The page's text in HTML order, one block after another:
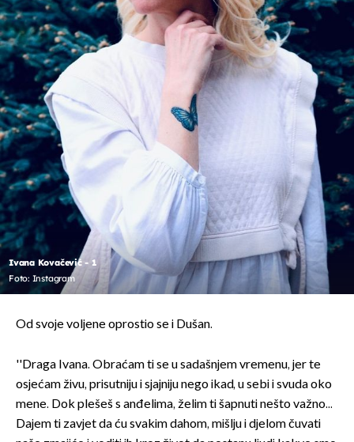
Ivana Kovačević - 1
Foto: Instagram
Od svoje voljene oprostio se i Dušan.
''Draga Ivana. Obraćam ti se u sadašnjem vremenu, jer te
osjećam živu, prisutniju i sjajniju nego ikad, u sebi i svuda oko
mene. Dok plešeš s anđelima, želim ti šapnuti nešto važno...
Dajem ti zavjet da ću svakim dahom, mišlju i djelom čuvati